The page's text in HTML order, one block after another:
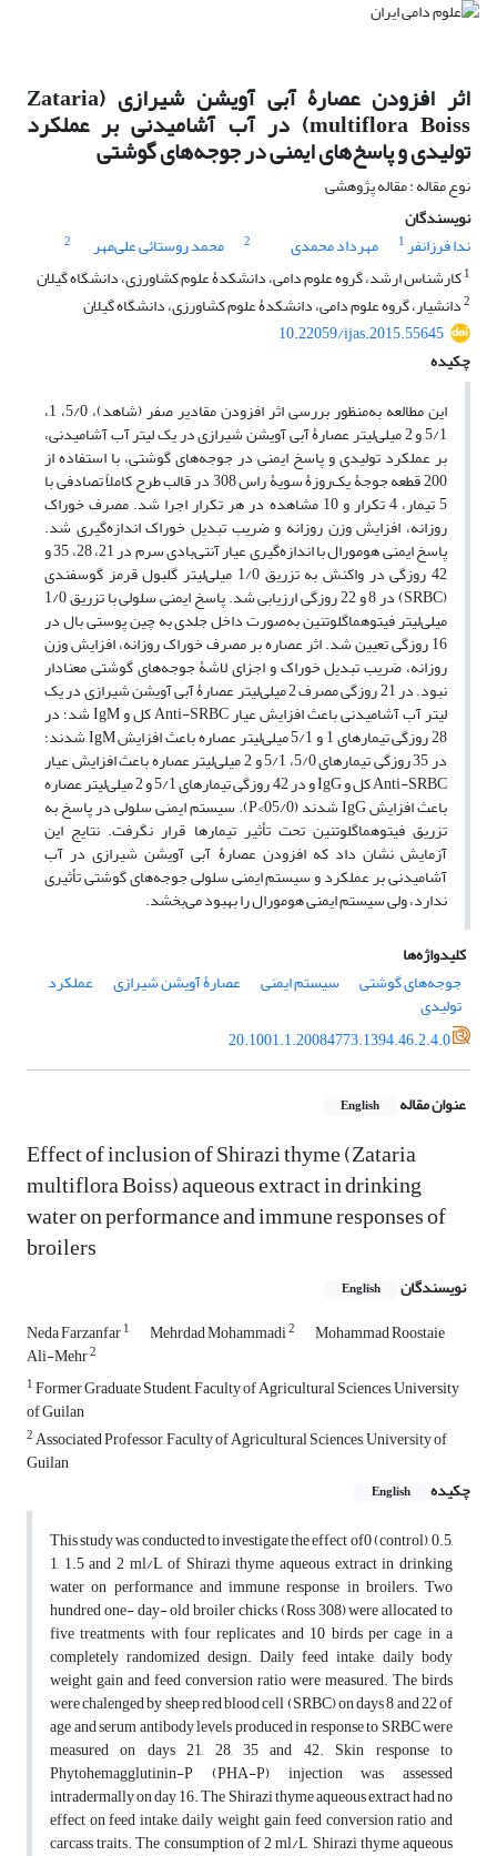
اثر افزودن عصارۀ آبی آویشن شیرازی (Zataria
multiflora Boiss) در آب آشامیدنی بر عملکرد
تولیدی و پاسخ‌های ایمنی در جوجه‌های گوشتی
نوع مقاله : مقاله پژوهشی
نویسندگان
ندا فرزانفر1 مهرداد محمدی 2 محمد روستائی علی‌مهر
2
1کارشناس ارشد، گروه علوم دامی، دانشکدۀ علوم کشاورزی، دانشگاه گیلان
2دانشیار، گروه علوم دامی، دانشکدۀ علوم کشاورزی، دانشگاه گیلان
10.22059/ijas.2015.55645
چکیده
این مطالعه به‌منظور بررسی اثر افزودن مقادیر صفر (شاهد)، 5/0، 1،
5/1 و 2 میلی‌لیتر عصارۀ آبی آویشن شیرازی در یک لیتر آب آشامیدنی،
بر عملکرد تولیدی و پاسخ ایمنی در جوجه‌های گوشتی، با استفاده از
200 قطعه جوجۀ یک‌روزۀ سویۀ راس 308 در قالب طرح کاملاً تصادفی با
5 تیمار، 4 تکرار و 10 مشاهده در هر تکرار اجرا شد. مصرف خوراک
روزانه، افزایش وزن روزانه و ضریب تبدیل خوراک اندازه‌گیری شد.
پاسخ ایمنی هومورال با اندازه‌گیری عیار آنتی‌بادی سرم در 21، 28، 35 و
42 روزگی در واکنش به تزریق 1/0 میلی‌لیتر گلبول قرمز گوسفندی
(SRBC) در 8 و 22 روزگی ارزیابی شد. پاسخ ایمنی سلولی با تزریق 1/0
میلی‌لیتر فیتوهماگلوتنین به‌صورت داخل جلدی به چین پوستی بال در
16 روزگی تعیین شد. اثر عصاره بر مصرف خوراک روزانه، افزایش وزن
روزانه، ضریب تبدیل خوراک و اجزای لاشۀ جوجه‌های گوشتی معنادار
نبود. در 21 روزگی مصرف 2 میلی‌لیتر عصارۀ آبی آویشن شیرازی در یک
لیتر آب آشامیدنی باعث افزایش عیار Anti-SRBC کل و IgM شد؛ در
28 روزگی تیمارهای 1 و 5/1 میلی‌لیتر عصاره باعث افزایش IgM شدند؛
در 35 روزگی تیمارهای 5/0، 5/1 و 2 میلی‌لیتر عصاره باعث افزایش عیار
Anti-SRBC کل و IgG و در 42 روزگی تیمارهای 5/1 و 2 میلی‌لیتر عصاره
باعث افزایش IgG شدند (05/0>P). سیستم ایمنی سلولی در پاسخ به
تزریق فیتوهماگلوتنین تحت تأثیر تیمارها قرار نگرفت. نتایج این
آزمایش نشان داد که افزودن عصارۀ آبی آویشن شیرازی در آب
آشامیدنی بر عملکرد و سیستم ایمنی سلولی جوجه‌های گوشتی تأثیری
ندارد، ولی سیستم ایمنی هومورال را بهبود می‌بخشد.
کلیدواژه‌ها
جوجه‌های گوشتی
سیستم ایمنی عصارۀ آویشن شیرازی عملکرد
تولیدی
20.1001.1.20084773.1394.46.2.4.0
عنوان مقاله English
Effect of inclusion of Shirazi thyme (Zataria
multiflora Boiss) aqueous extract in drinking
water on performance and immune responses of
broilers
نویسندگان English
Neda Farzanfar1 Mehrdad Mohammadi2 Mohammad Roostaie
Ali-Mehr2
1Former Graduate Student, Faculty of Agricultural Sciences, University
of Guilan
2Associated Professor, Faculty of Agricultural Sciences, University of
Guilan
چکیده
English
This study was conducted to investigate the effect of0 (control), 0.5,
1, 1.5 and 2 ml/L of Shirazi thyme aqueous extract in drinking
water on performance and immune response in broilers. Two
hundred one- day- old broiler chicks (Ross 308) were allocated to
five treatments with four replicates and 10 birds per cage in a
completely randomized design. Daily feed intake, daily body
weight gain and feed conversion ratio were measured. The birds
were chalenged by sheep red blood cell (SRBC) on days 8 and 22 of
age and serum antibody levels produced in response to SRBC were
measured on days 21, 28, 35 and 42. Skin response to
Phytohemagglutinin-P (PHA-P) injection was assessed
intradermally on day 16. The Shirazi thyme aqueous extract had no
effect on feed intake, daily weight gain, feed conversion ratio and
carcass traits. The consumption of 2 ml/L Shirazi thyme aqueous